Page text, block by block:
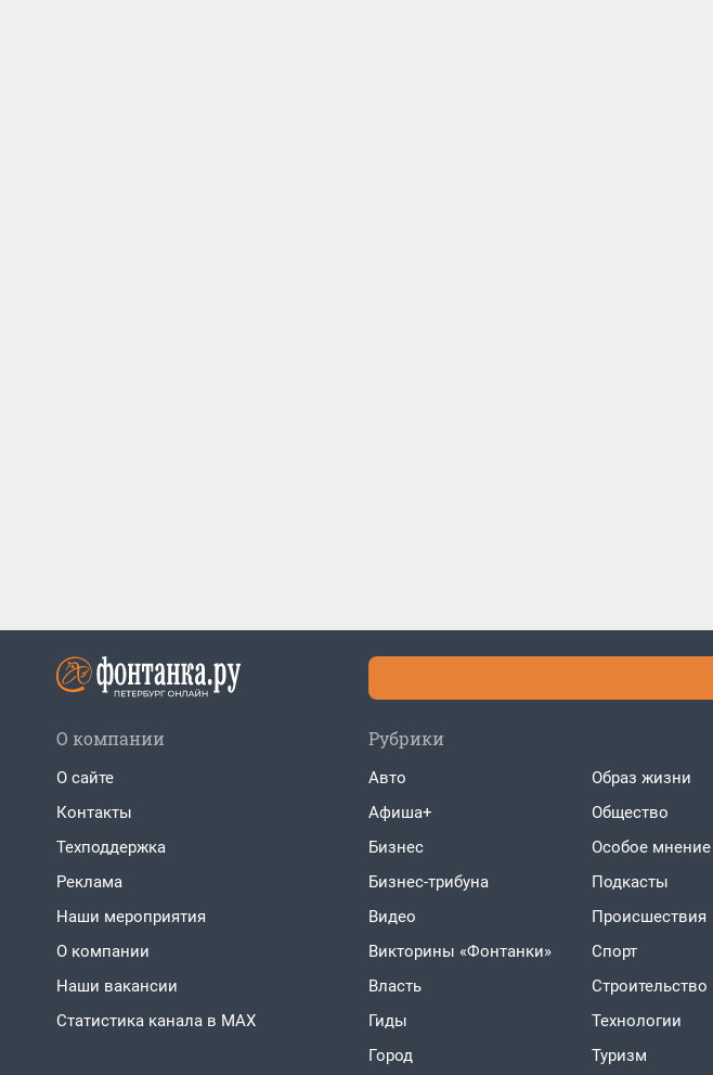
О компании
О сайте
Контакты
Техподдержка
Реклама
Наши мероприятия
О компании
Наши вакансии
Статистика канала в MAX
Рубрики
Авто
Афиша+
Бизнес
Бизнес-трибуна
Видео
Викторины «Фонтанки»
Власть
Гиды
Город
Образ жизни
Общество
Особое мнение
Подкасты
Проиcшествия
Спорт
Строительство
Технологии
Туризм